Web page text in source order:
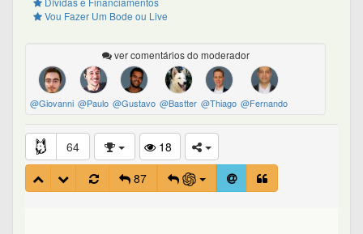
Vou Fazer Um Bode ou Live
ver comentários do moderador
@Giovanni @Paulo @Gustavo @Bastter @Thiago @Fernando
64
18
87